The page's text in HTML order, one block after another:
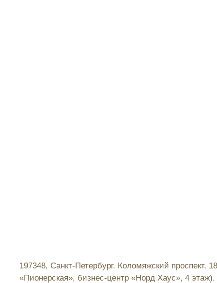
197348, Санкт-Петербург, Коломяжский
«Пионерская», бизнес-центр «Норд Хаус», 4 этаж).